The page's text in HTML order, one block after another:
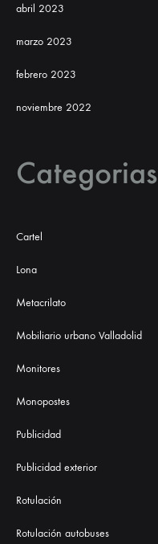
abril 2023
marzo 2023
febrero 2023
noviembre 2022
Categorias
Cartel
Lona
Metacrilato
Mobiliario urbano Valladolid
Monitores
Monopostes
Publicidad
Publicidad exterior
Rotulación
Rotulación autobuses